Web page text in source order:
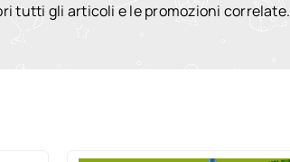
tutti gli articoli e le promozioni correlate.